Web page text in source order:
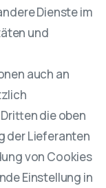
Dienste im
und
auch an
die oben
der Lieferanten
von Cookies
Einstellung in